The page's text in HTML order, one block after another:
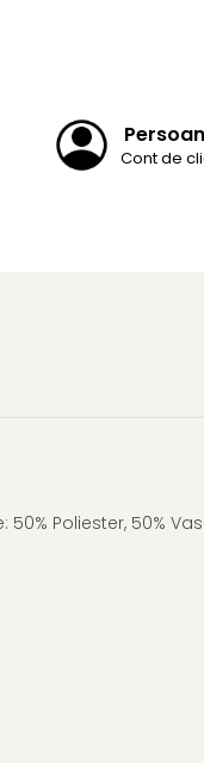
Cont de
Poliester, 50%